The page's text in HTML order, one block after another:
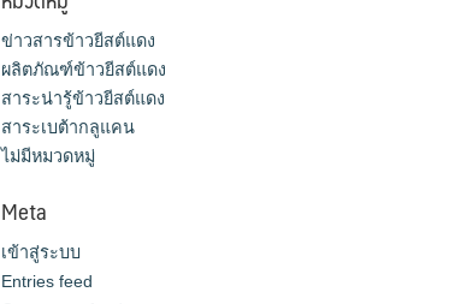
ข่าวสารข้าวยีสต์แดง
ผลิตภัณฑ์ข้าวยีสต์แดง
สาระน่ารู้ข้าวยีสต์แดง
สาระเบต้ากลูแคน
ไม่มีหมวดหมู่
Meta
เข้าสู่ระบบ
Entries feed